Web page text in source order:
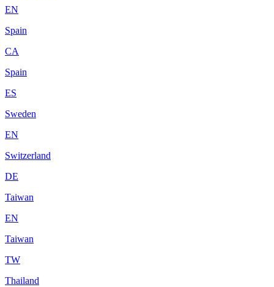
EN
Spain
CA
Spain
ES
Sweden
EN
Switzerland
DE
Taiwan
EN
Taiwan
TW
Thailand